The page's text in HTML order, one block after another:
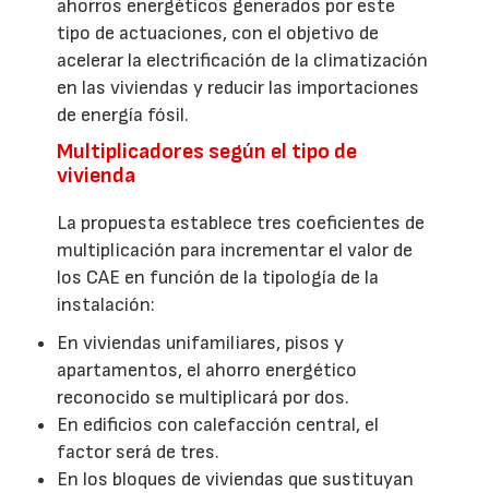
ahorros energéticos generados por este
tipo de actuaciones, con el objetivo de
acelerar la electrificación de la climatización
en las viviendas y reducir las importaciones
de energía fósil.
Multiplicadores según el tipo de
vivienda
La propuesta establece tres coeficientes de
multiplicación para incrementar el valor de
los CAE en función de la tipología de la
instalación:
En viviendas unifamiliares, pisos y
apartamentos, el ahorro energético
reconocido se multiplicará por dos.
En edificios con calefacción central, el
factor será de tres.
En los bloques de viviendas que sustituyan